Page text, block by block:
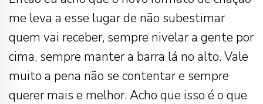
me leva a esse lugar de não subestimar
quem vai receber, sempre nivelar a gente por
cima, sempre manter a barra lá no alto. Vale
muito a pena não se contentar e sempre
querer mais e melhor. Acho que isso é o que